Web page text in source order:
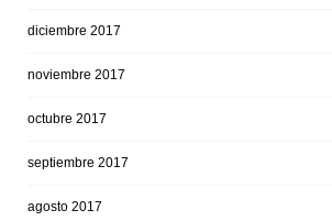
diciembre 2017
noviembre 2017
octubre 2017
septiembre 2017
agosto 2017